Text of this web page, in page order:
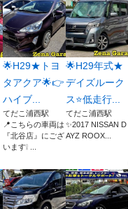
🌟H29★トヨ
タアクア🌟👉
ハイブ...
てだこ浦西駅
📍こちらの車両は
『北谷店』にござ
います❕ ...
🌟H29年式★
デイズルーク
ス⭐低走行...
てだこ浦西駅
✨2017 NISSAN D
AYZ ROOX...